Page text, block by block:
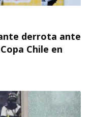
derrota ante
Chile en